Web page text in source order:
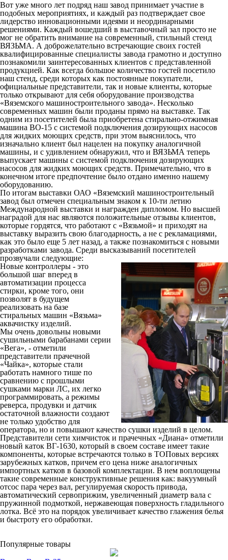
Вот уже много лет подряд наш завод принимает участие в
подобных мероприятиях, и каждый раз подтверждает свое
лидерство инновационными идеями и неординарными
решениями. Каждый вошедший в выставочный зал просто не
мог не обратить внимание на современный, стильный стенд
ВЯЗЬМА. А доброжелательно встречающие своих гостей
квалифицированные специалисты завода грамотно и доступно
познакомили заинтересованных клиентов с представленной
продукцией. Как всегда большое количество гостей посетило
наш стенд, среди которых как постоянные покупатели,
официальные представители, так и новые клиенты, которые
только открывают для себя оборудование производства
«Вяземского машиностроительного завода». Несколько
современных машин были проданы прямо на выставке. Так
одним из посетителей была приобретена стирально-отжимная
машина ВО-15 с системой подключения дозирующих насосов
для жидких моющих средств, при этом выяснилось, что
изначально клиент был нацелен на покупку аналогичной
машины, и с удивлением обнаружил, что и ВЯЗЬМА теперь
выпускает машины с системой подключения дозирующих
насосов для жидких моющих средств. Примечательно, что в
конечном итоге предпочтение было отдано именно нашему
оборудованию.
По итогам выставки ОАО «Вяземский машиностроительный
завод был отмечен специальным знаком к 10-ти летию
Международной выставки и награжден дипломом. Но высшей
наградой для нас являются положительные отзывы клиентов,
которые гордятся, что работают с «Вязьмой» и приходят на
выставку выразить свою благодарность, а не с рекламациями,
как это было еще 5 лет назад, а также познакомиться с новыми
разработками завода. Среди высказываний посетителей
прозвучали следующие:
Новые контроллеры - это
большой шаг вперед в
автоматизации процесса
стирки, кроме того, они
позволят в будущем
реализовать на базе
стиральных машин «Вязьма»
аквачистку изделий.
Мы очень довольны новыми
сушильными барабанами серии
«Вега», - отметили
представители прачечной
«Чайка», которые стали
работать намного тише по
сравнению с прошлыми
сушками марки ЛС, их легко
программировать, а режимы
реверса, продувки и датчик
остаточной влажности создают
не только удобство для
оператора, но и повышают качество сушки изделий в целом.
Представители сети химчисток и прачечных «Диана» отметили
новый каток ВГ-1630, который в своем составе имеет такие
компоненты, которые встречаются только в ТОПовых версиях
зарубежных катков, причем его цена ниже аналогичных
импортных катков в базовой комплектации. В нем воплощены
такие современные конструктивные решения как: вакуумный
отсос пара через вал, регулируемая скорость привода,
автоматический сервоприжим, увеличенный диаметр вала с
пружинной подмоткой, нержавеющая поверхность гладильного
лотка. Всё это на порядок увеличивает качество глажения белья
и быстроту его обработки.
Популярные товары